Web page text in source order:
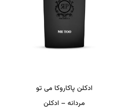
ادکلن پاکاروکا می تو
مردانه – ادکلن